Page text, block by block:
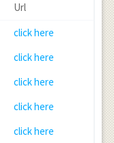
Url
click here
click here
click here
click here
click here